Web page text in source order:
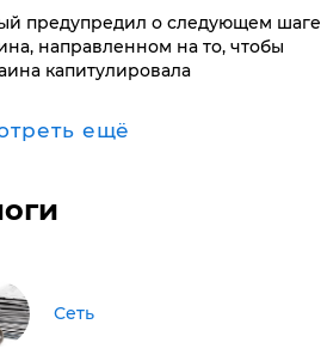
предупредил о следующем шаге
направленном на то, чтобы
капитулировала
ещё
Сеть